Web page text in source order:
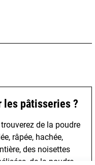
les pâtisseries ?
de la poudre
râpée, hachée,
des noisettes
de la poudre